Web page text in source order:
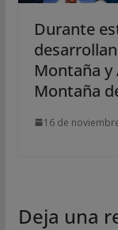
Durante
Montaña y
Montaña
16 de
Deja una